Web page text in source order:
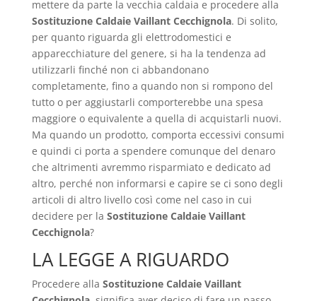
mettere da parte la vecchia caldaia e procedere alla
Sostituzione Caldaie Vaillant Cecchignola. Di solito,
per quanto riguarda gli elettrodomestici e
apparecchiature del genere, si ha la tendenza ad
utilizzarli finché non ci abbandonano
completamente, fino a quando non si rompono del
tutto o per aggiustarli comporterebbe una spesa
maggiore o equivalente a quella di acquistarli nuovi.
Ma quando un prodotto, comporta eccessivi consumi
e quindi ci porta a spendere comunque del denaro
che altrimenti avremmo risparmiato e dedicato ad
altro, perché non informarsi e capire se ci sono degli
articoli di altro livello così come nel caso in cui
decidere per la Sostituzione Caldaie Vaillant
Cecchignola?
LA LEGGE A RIGUARDO
Procedere alla Sostituzione Caldaie Vaillant